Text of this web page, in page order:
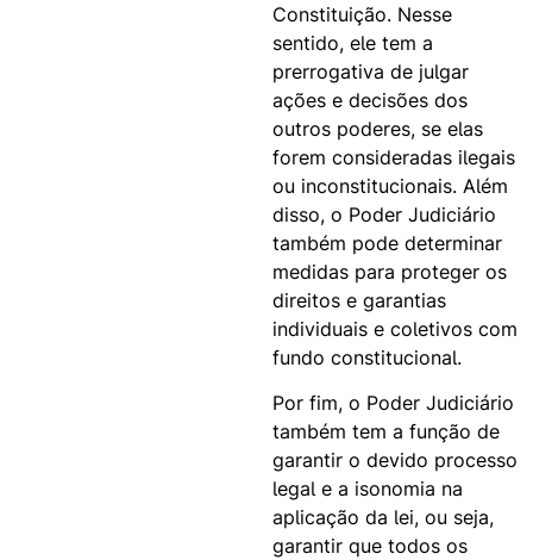
Constituição. Nesse
sentido, ele tem a
prerrogativa de julgar
ações e decisões dos
outros poderes, se elas
forem consideradas ilegais
ou inconstitucionais. Além
disso, o Poder Judiciário
também pode determinar
medidas para proteger os
direitos e garantias
individuais e coletivos com
fundo constitucional.
Por fim, o Poder Judiciário
também tem a função de
garantir o devido processo
legal e a isonomia na
aplicação da lei, ou seja,
garantir que todos os